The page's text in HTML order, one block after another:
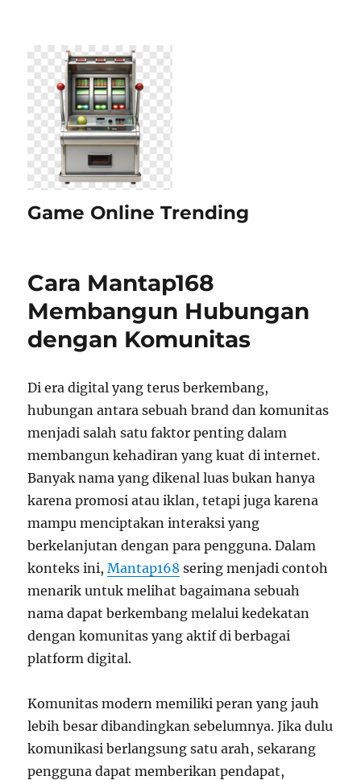
Game Online Trending
Cara Mantap168
Membangun Hubungan
dengan Komunitas
Di era digital yang terus berkembang,
hubungan antara sebuah brand dan komunitas
menjadi salah satu faktor penting dalam
membangun kehadiran yang kuat di internet.
Banyak nama yang dikenal luas bukan hanya
karena promosi atau iklan, tetapi juga karena
mampu menciptakan interaksi yang
berkelanjutan dengan para pengguna. Dalam
konteks ini,Mantap168 sering menjadi contoh
menarik untuk melihat bagaimana sebuah
nama dapat berkembang melalui kedekatan
dengan komunitas yang aktif di berbagai
platform digital.
Komunitas modern memiliki peran yang jauh
lebih besar dibandingkan sebelumnya. Jika dulu
komunikasi berlangsung satu arah, sekarang
pengguna dapat memberikan pendapat,